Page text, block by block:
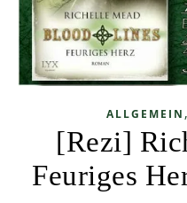
ALLGEMEIN ,
[Rezi]
Feuriges